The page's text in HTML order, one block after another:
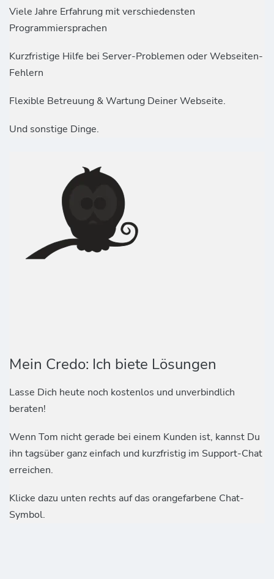
Viele Jahre Erfahrung mit verschiedensten
Programmiersprachen
Kurzfristige Hilfe bei Server-Problemen oder Webseiten-
Fehlern
Flexible Betreuung & Wartung Deiner Webseite.
Und sonstige Dinge.
Mein Credo: Ich biete Lösungen
Lasse Dich heute noch kostenlos und unverbindlich
beraten!
Wenn Tom nicht gerade bei einem Kunden ist, kannst Du
ihn tagsüber ganz einfach und kurzfristig im Support-Chat
erreichen.
Klicke dazu unten rechts auf das orangefarbene Chat-
Symbol.